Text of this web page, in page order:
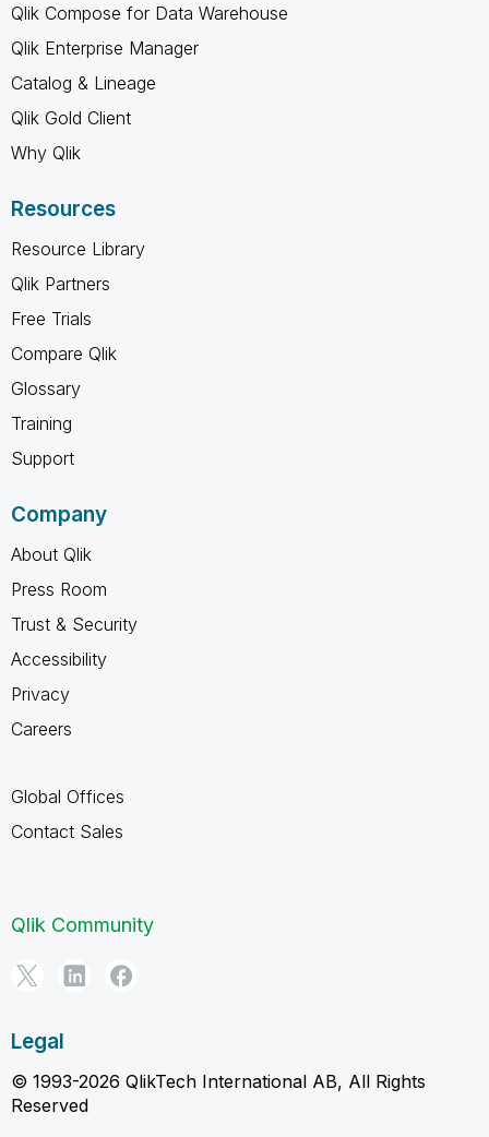
Qlik Compose for Data Warehouse
Qlik Enterprise Manager
Catalog & Lineage
Qlik Gold Client
Why Qlik
Resources
Resource Library
Qlik Partners
Free Trials
Compare Qlik
Glossary
Training
Support
Company
About Qlik
Press Room
Trust & Security
Accessibility
Privacy
Careers
Global Offices
Contact Sales
Qlik Community
Legal
© 1993-2026 QlikTech International AB, All Rights
Reserved